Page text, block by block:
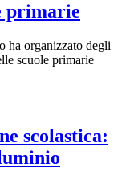
primarie
ha organizzato degli
scuole primarie
scolastica: